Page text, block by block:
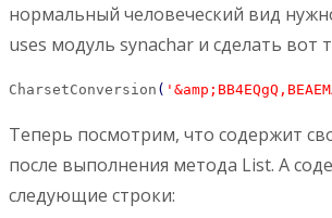
нормальный человеческий вид
uses модуль synachar и сделать вот
CharsetConversion (
Теперь посмотрим, что содержит
после выполнения метода List. А
следующие строки: